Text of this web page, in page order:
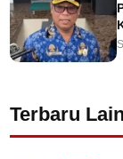
Terbaru